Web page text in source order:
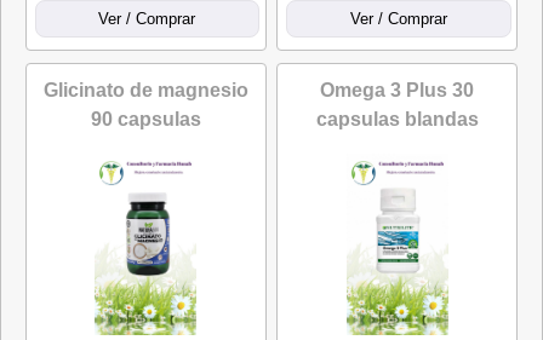
Glicinato de magnesio
90 capsulas
Omega 3 Plus 30
capsulas blandas